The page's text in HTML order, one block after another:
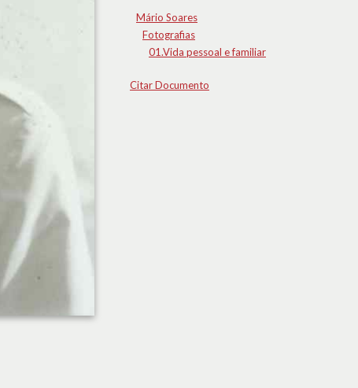
Mário Soares
Fotografias
01.Vida pessoal e familiar
Citar Documento